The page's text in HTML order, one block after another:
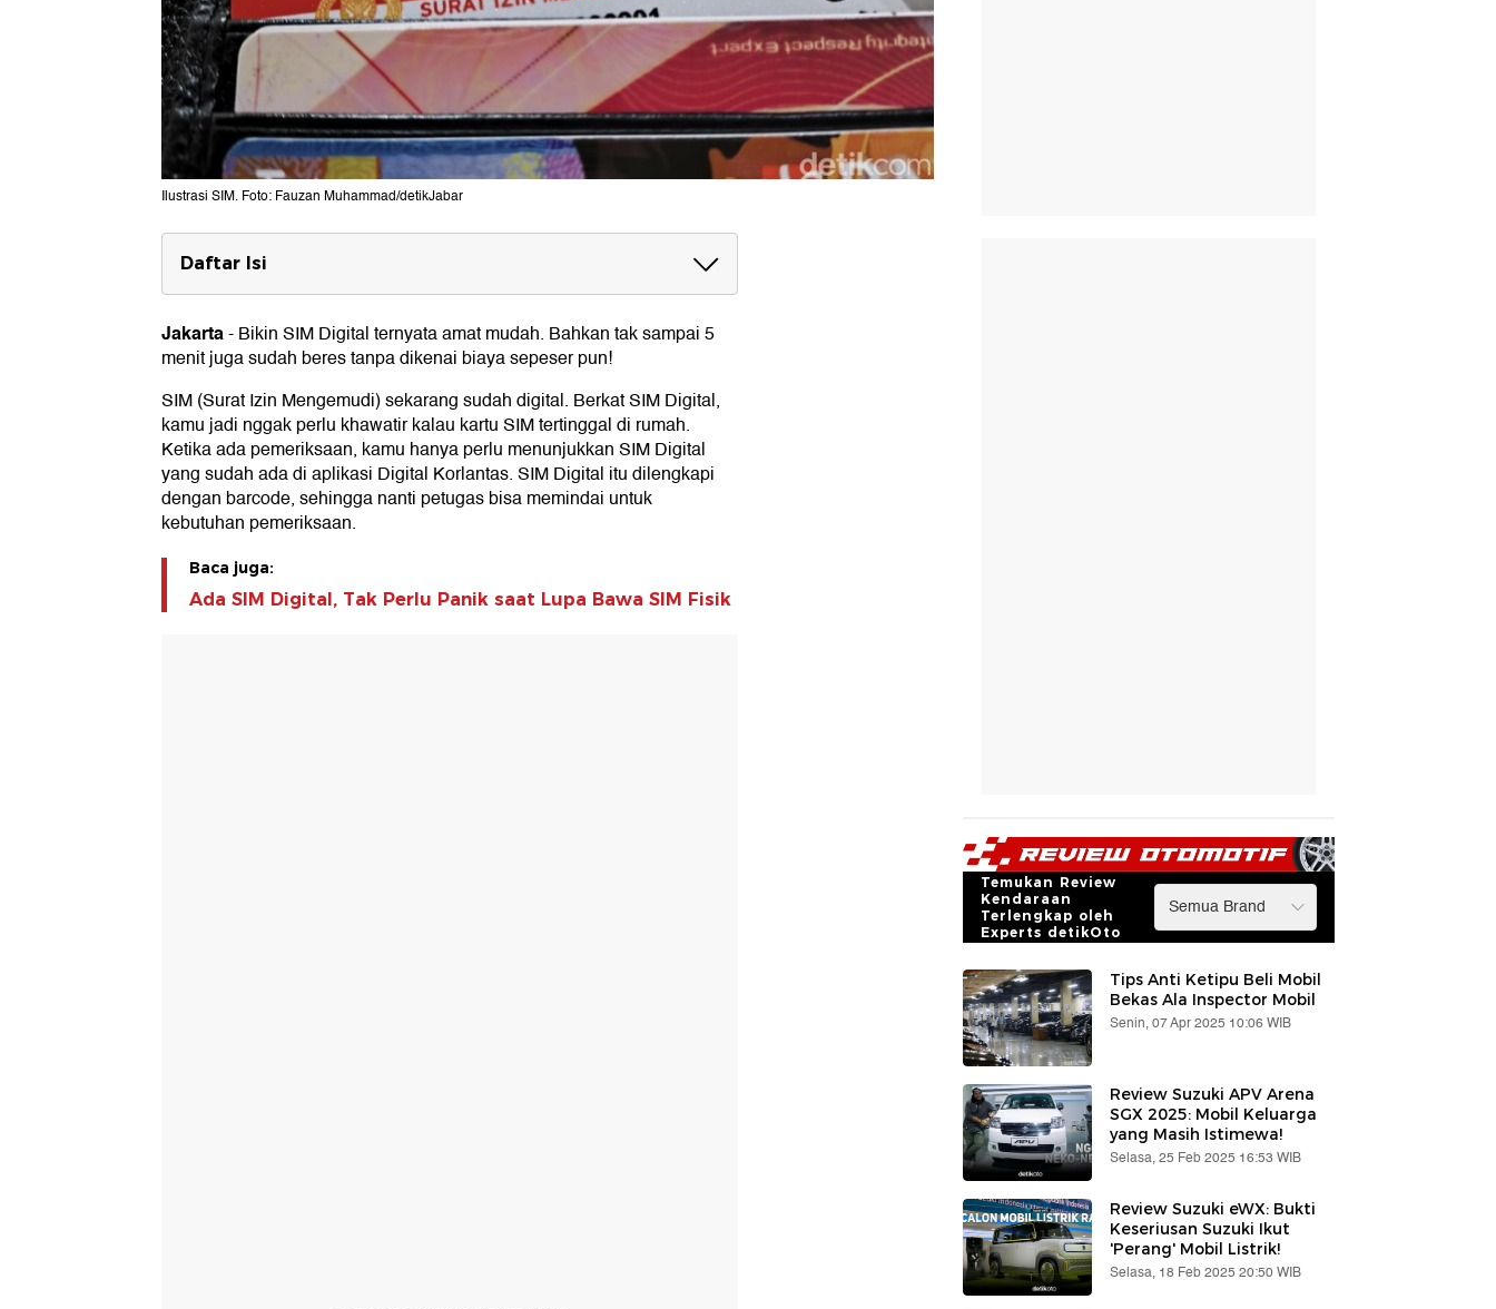
Ilustrasi SIM. Foto: Fauzan Muhammad/detikJabar
Daftar Isi
Aktivasi SIM Digital
Jakarta-Bikin SIM Digital ternyata amat mudah. Bahkan tak sampai 5
menit juga sudah beres tanpa dikenai biaya sepeser pun!
SIM (Surat Izin Mengemudi) sekarang sudah digital. Berkat SIM Digital,
kamu jadi nggak perlu khawatir kalau kartu SIM tertinggal di rumah.
Ketika ada pemeriksaan, kamu hanya perlu menunjukkan SIM Digital
yang sudah ada di aplikasi Digital Korlantas. SIM Digital itu dilengkapi
dengan barcode, sehingga nanti petugas bisa memindai untuk
kebutuhan pemeriksaan.
Baca juga:
Ada SIM Digital, Tak Perlu Panik saat Lupa Bawa SIM Fisik
Temukan Review
Kendaraan
Terlengkap oleh
Experts detikOto
Tips Anti Ketipu Beli Mobil
Bekas Ala Inspector Mobil
Senin, 07 Apr 2025 10:06 WIB
Review Suzuki APV Arena
SGX 2025: Mobil Keluarga
yang Masih Istimewa!
Selasa, 25 Feb 2025 16:53 WIB
Review Suzuki eWX: Bukti
Keseriusan Suzuki Ikut
'Perang' Mobil Listrik!
Selasa, 18 Feb 2025 20:50 WIB